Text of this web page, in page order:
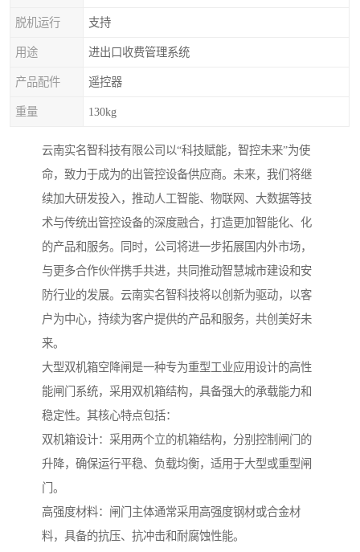
脱机运行 支持
用途 进出口收费管理系统
产品配件 遥控器
重量 130kg
云南实名智科技有限公司以“科技赋能，智控未来”为使
命，致力于成为的出管控设备供应商。未来，我们将继
续加大研发投入，推动人工智能、物联网、大数据等技
术与传统出管控设备的深度融合，打造更加智能化、化
的产品和服务。同时，公司将进一步拓展国内外市场，
与更多合作伙伴携手共进，共同推动智慧城市建设和安
防行业的发展。云南实名智科技将以创新为驱动，以客
户为中心，持续为客户提供的产品和服务，共创美好未
来。
大型双机箱空降闸是一种专为重型工业应用设计的高性
能闸门系统，采用双机箱结构，具备强大的承载能力和
稳定性。其核心特点包括：
双机箱设计：采用两个立的机箱结构，分别控制闸门的
升降，确保运行平稳、负载均衡，适用于大型或重型闸
门。
高强度材料：闸门主体通常采用高强度钢材或合金材
料，具备的抗压、抗冲击和耐腐蚀性能。